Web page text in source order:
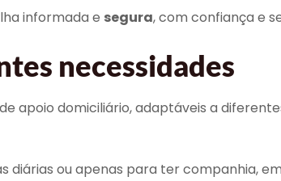
informada e segura, com confiança e
necessidades
apoio domiciliário, adaptáveis a
ou apenas para ter companhia,